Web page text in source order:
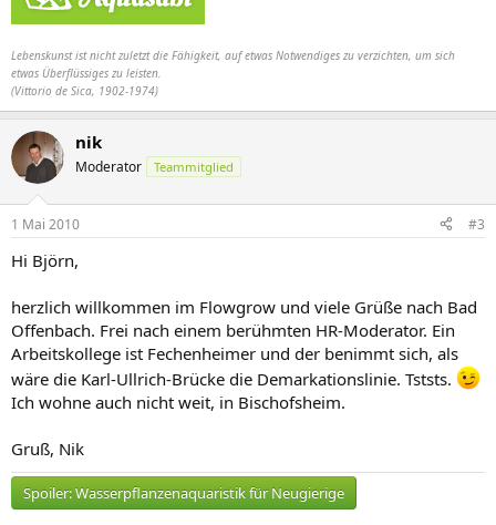
Lebenskunst ist nicht zuletzt die Fähigkeit, auf etwas Notwendiges zu verzichten, um sich
etwas Überflüssiges zu leisten.
(Vittorio de Sica, 1902-1974)
nik
Moderator Teammitglied
1 Mai 2010 #3
Hi Björn,
herzlich willkommen im Flowgrow und viele Grüße nach Bad
Offenbach. Frei nach einem berühmten HR-Moderator. Ein
Arbeitskollege ist Fechenheimer und der benimmt sich, als
wäre die Karl-Ullrich-Brücke die Demarkationslinie. Tststs.
Ich wohne auch nicht weit, in Bischofsheim.
Gruß, Nik
Spoiler:Wasserpflanzenaquaristik für Neugierige